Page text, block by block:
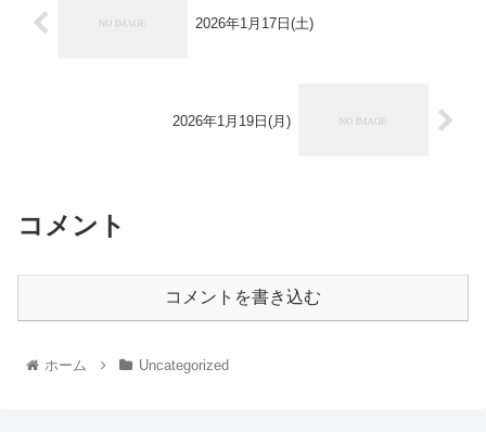
2026年1月17日(土)
2026年1月19日(月)
コメント
コメントを書き込む
ホーム Uncategorized